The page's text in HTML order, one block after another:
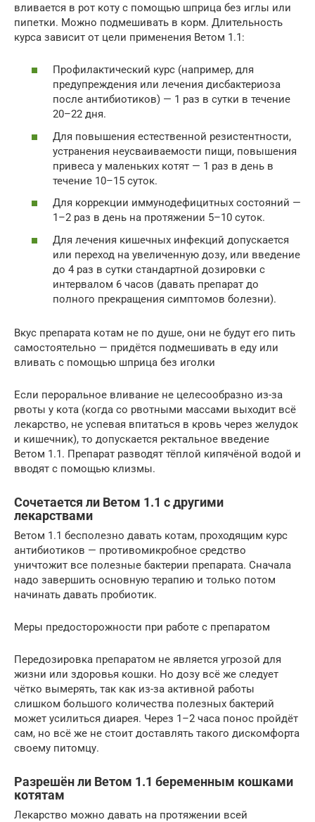
вливается в рот коту с помощью шприца без иглы или
пипетки. Можно подмешивать в корм. Длительность
курса зависит от цели применения Ветом 1.1:
Профилактический курс (например, для
предупреждения или лечения дисбактериоза
после антибиотиков) — 1 раз в сутки в течение
20–22 дня.
Для повышения естественной резистентности,
устранения неусваиваемости пищи, повышения
привеса у маленьких котят — 1 раз в день в
течение 10–15 суток.
Для коррекции иммунодефицитных состояний —
1–2 раз в день на протяжении 5–10 суток.
Для лечения кишечных инфекций допускается
или переход на увеличенную дозу, или введение
до 4 раз в сутки стандартной дозировки с
интервалом 6 часов (давать препарат до
полного прекращения симптомов болезни).
Вкус препарата котам не по душе, они не будут его пить
самостоятельно — придётся подмешивать в еду или
вливать с помощью шприца без иголки
Если пероральное вливание не целесообразно из-за
рвоты у кота (когда со рвотными массами выходит всё
лекарство, не успевая впитаться в кровь через желудок
и кишечник), то допускается ректальное введение
Ветом 1.1. Препарат разводят тёплой кипячёной водой и
вводят с помощью клизмы.
Сочетается ли Ветом 1.1 с другими
лекарствами
Ветом 1.1 бесполезно давать котам, проходящим курс
антибиотиков — противомикробное средство
уничтожит все полезные бактерии препарата. Сначала
надо завершить основную терапию и только потом
начинать давать пробиотик.
Меры предосторожности при работе с препаратом
Передозировка препаратом не является угрозой для
жизни или здоровья кошки. Но дозу всё же следует
чётко вымерять, так как из-за активной работы
слишком большого количества полезных бактерий
может усилиться диарея. Через 1–2 часа понос пройдёт
сам, но всё же не стоит доставлять такого дискомфорта
своему питомцу.
Разрешён ли Ветом 1.1 беременным кошками
котятам
Лекарство можно давать на протяжении всей